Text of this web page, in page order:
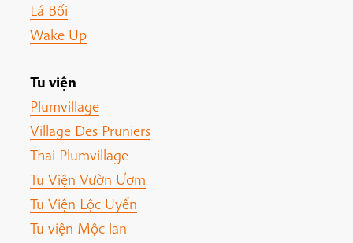
Lá Bối
Wake Up
Tu viện
Plumvillage
Village Des Pruniers
Thai Plumvillage
Tu Viện Vườn Ươm
Tu Viện Lộc Uyển
Tu viện Mộc lan